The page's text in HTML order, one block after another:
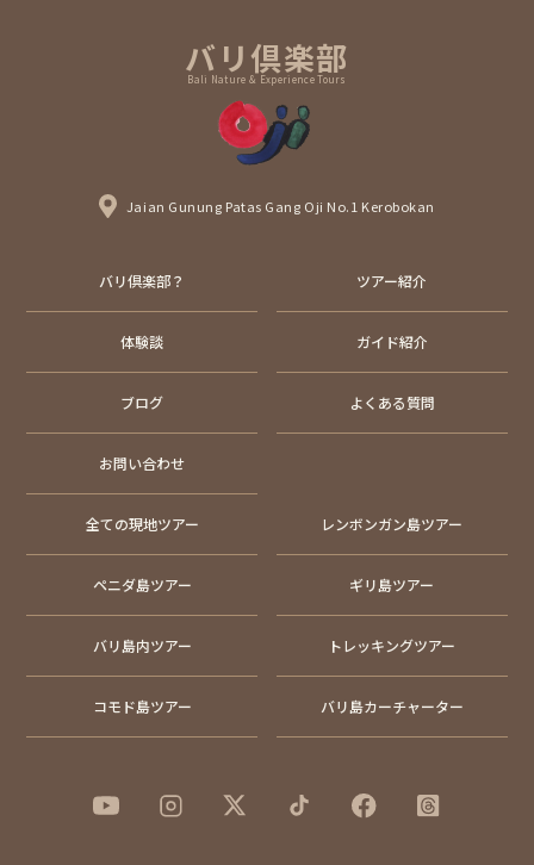
バリ倶楽部
Bali Nature & Experience Tours
Jaian Gunung Patas Gang Oji No.1 Kerobokan
バリ倶楽部？ ツアー紹介
体験談 ガイド紹介
ブログ よくある質問
お問い合わせ
全ての現地ツアー レンボンガン島ツアー
ペニダ島ツアー ギリ島ツアー
バリ島内ツアー トレッキングツアー
コモド島ツアー バリ島カーチャーター